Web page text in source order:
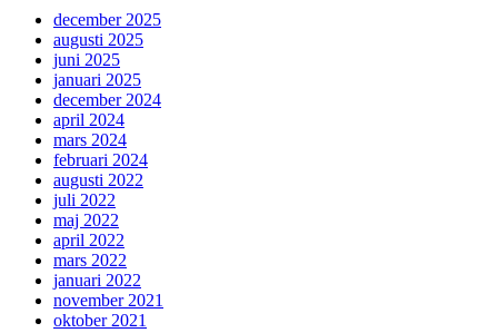
december 2025
augusti 2025
juni 2025
januari 2025
december 2024
april 2024
mars 2024
februari 2024
augusti 2022
juli 2022
maj 2022
april 2022
mars 2022
januari 2022
november 2021
oktober 2021